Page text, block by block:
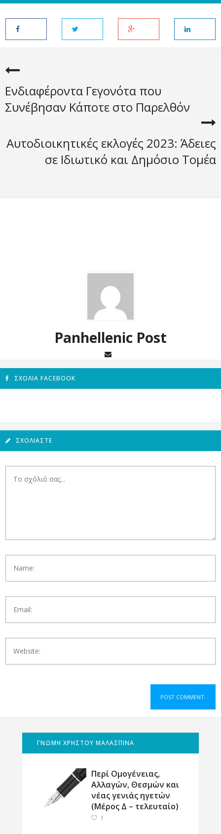
Ενδιαφέροντα Γεγονότα που
Συνέβησαν Κάποτε στο Παρελθόν
Αυτοδιοικητικές εκλογές 2023: Άδειες
σε Ιδιωτικό και Δημόσιο Τομέα
Panhellenic Post
ΣΧΌΛΙΑ FACEBOOK
ΣΧΟΛΙΆΣΤΕ
ΓΝΩΜΗ ΧΡΗΣΤΟΥ ΜΑΛΑΣΠΙΝΑ
Περί Ομογένειας,
Αλλαγών, Θεσμών και
νέας γενιάς ηγετών
(Μέρος Δ – τελευταίο)
1